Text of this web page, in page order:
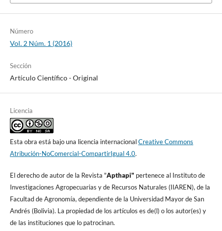
Número
Vol. 2 Núm. 1 (2016)
Sección
Artículo Cientí­fico - Original
Licencia
Esta obra está bajo una licencia internacionalCreative Commons
Atribución-NoComercial-CompartirIgual 4.0.
El derecho de autor de la Revista "Apthapi" pertenece al Instituto de
Investigaciones Agropecuarias y de Recursos Naturales (IIAREN), de la
Facultad de Agronomí­a, dependiente de la Universidad Mayor de San
Andrés (Bolivia). La propiedad de los artí­culos es de(l) o los autor(es) y
de las instituciones que lo patrocinan.